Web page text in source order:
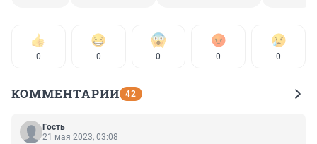
0 0 0 0 0
КОММЕНТАРИИ 42
Гость
21 мая 2023, 03:08